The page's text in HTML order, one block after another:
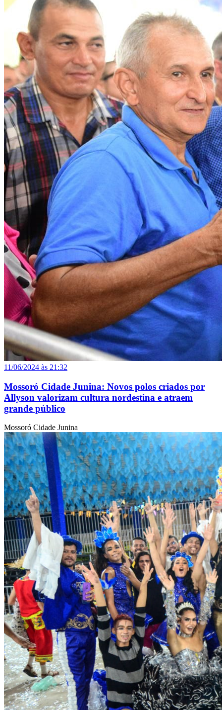
11/06/2024 às 21:32
Mossoró Cidade Junina: Novos polos criados por
Allyson valorizam cultura nordestina e atraem
grande público
Mossoró Cidade Junina